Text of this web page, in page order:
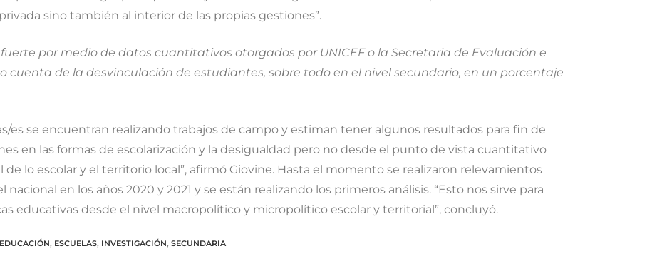
sino también al interior de las propias gestiones”.
por medio de datos cuantitativos otorgados por UNICEF o la Secretaria de Evaluación e
de la desvinculación de estudiantes, sobre todo en el nivel secundario, en un porcentaje
es se encuentran realizando trabajos de campo y estiman tener algunos resultados para fin de
en las formas de escolarización y la desigualdad pero no desde el punto de vista cuantitativo
de lo escolar y el territorio local”, afirmó Giovine. Hasta el momento se realizaron relevamientos
en los años 2020 y 2021 y se están realizando los primeros análisis. “Esto nos sirve para
educativas desde el nivel macropolítico y micropolítico escolar y territorial”, concluyó.
EDUCACIÓN, ESCUELAS, INVESTIGACIÓN, SECUNDARIA